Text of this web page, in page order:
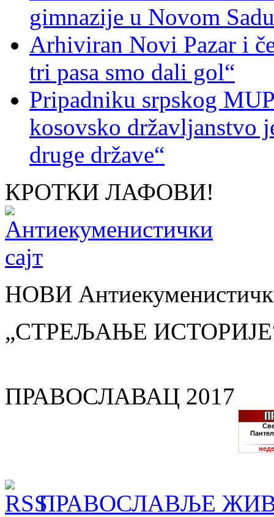
gimnazije u Novom Sadu
Arhiviran Novi Pazar i
tri pasa smo dali gol“
Pripadniku srpskog
kosovsko državljanstvo
druge države“
КРОТКИ ЛАФОВИ!
НОВИ
„СТРЕЉАЊЕ
ПРАВОСЛАВАЦ 2017
ПРАВОСЛАВЉЕ